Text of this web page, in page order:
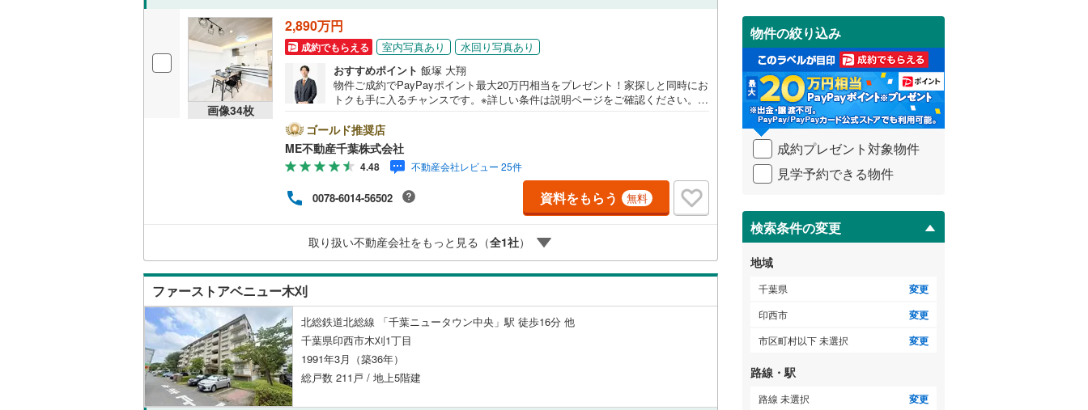
画像34枚
2,890万円
成約でもらえる 室内写真あり
水回り写真あり
おすすめポイント 飯塚 大翔
物件ご成約でPayPayポイント最大20万円相当をプレゼント！家探しと同時にお
トクも手に入るチャンスです。※詳しい条件は説明ページをご確認ください。
れた『やどかリッチ』使えます！豊かに過ごすには『インテリア』家具や家電
と『エクステリア』カーポートや楽しめる庭、この充実度で変わってきます。
これらを一括で購入でき、その代金を住宅ローンに組み込むことが可能なサー
ビス、それがやどかリッチです。 頭金0円でもOK！（諸経費含む） アフターサ
ービス充実！「どこの銀行がいいの？疾病ってなに？ローン組めるかな？」わ
からないことが多い家探しを丁寧にご説明致します！物件の探し方、ローンの
組み方、知らないと損する税金のこと等トータルでサポート致します！
ゴールド推奨店
ME不動産千葉株式会社
4.48 不動産会社レビュー 25件
0078-6014-56502 資料をもらう 無料
取り扱い不動産会社をもっと見る（全1社）
ファーストアベニュー木刈
北総鉄道北総線 「千葉ニュータウン中央」駅 徒歩16分 他
千葉県印西市木刈1丁目
1991年3月（築36年）
総戸数 211戸 / 地上5階建
受
け
取
る
・
条
件
を
イ
ペ
ジ
に
保
存
す
る
物件の絞り込み
成約プレゼント対象物件
見学予約できる物件
検索条件の変更
地域
千葉県 変更
印西市 変更
市区町村以下 未選択 変更
路線・駅
路線 未選択 変更
長生郡睦沢町
長生郡白子町(0)
長生郡長柄町(0) 長生郡長南町 夷隅郡大多喜町 (0)
夷隅郡御宿町(0) 安房郡鋸南町 ( 0)
立地
最寄りの駅が始発駅 （1 ） 小学校まで1km以内（9）
共用施設
コンシェルジュサービス ゲストルーム（0）
設備
床暖房（ 0） オール電化（ 0）
ＴＶモニタ付インターホン
（7）
バリアフリー住宅
LD
リビングダイニング15畳以上